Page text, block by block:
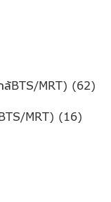
ล้BTS/MRT) (62)
MRT) (16)